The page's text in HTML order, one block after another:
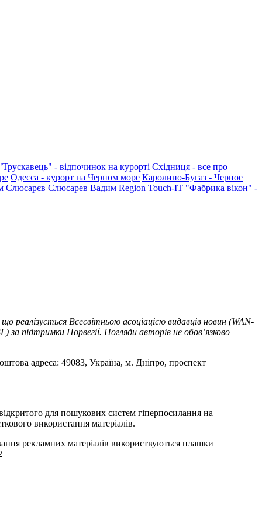
- відпочинок на курорті Східниця - все про
Одесса - курорт на Черном море Каролино-Бугаз - Черное
Слюсарєв Слюсарев Вадим Region Touch-IT "Фабрика вікон" -
Всесвітньою асоціацією видавців новин (WAN-
підтримки Норвегії. Погляди авторів не обов’язково
адреса: 49083, Україна, м. Дніпро, проспект
для пошукових систем гіперпосилання на
використання матеріалів.
рекламних матеріалів використвуються плашки